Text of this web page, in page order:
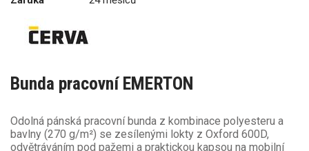
Bunda pracovní EMERTON
Odolná pánská pracovní bunda z kombinace polyesteru a
bavlny (270 g/m²) se zesílenými lokty z Oxford 600D,
odvětráváním pod pažemi a praktickou kapsou na mobilní